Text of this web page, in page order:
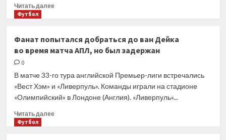
Читать далееПрочитать
попытается
подписать
Садио
Мане
Футбол
Фанат попытался добраться до ван Дейка
во время матча АПЛ, но был задержан
0
В матче 33-го тура английской Премьер-лиги встречались
«Вест Хэм» и «Ливерпуль». Команды играли на стадионе
«Олимпийский» в Лондоне (Англия). «Ливерпуль»...
Читать далееПрочитать
Футбол